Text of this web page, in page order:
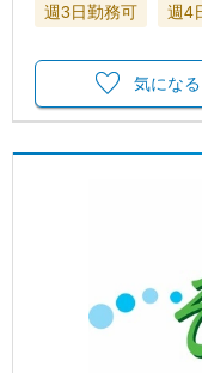
週3日勤務可
週4
気になる